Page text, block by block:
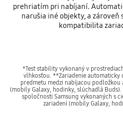
prehriatím pri nabíjaní.
narušia iné objekty, a zároveň
kompatibilita
*Test stability vykonaný v
vlhkosťou. **Zariadenie automaticky
predmetu medzi nabíjacou
(mobily Galaxy, hodinky, slúchadlá
spoločnosti Samsung vykonaných s
zariadení (mobily Galaxy,